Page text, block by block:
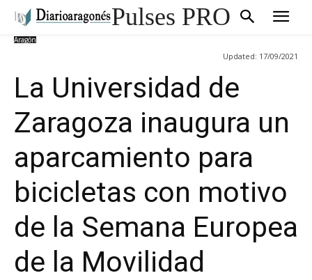
Pulses PRO
Aragón
Updated: 17/09/2021
La Universidad de
Zaragoza inaugura un
aparcamiento para
bicicletas con motivo
de la Semana Europea
de la Movilidad